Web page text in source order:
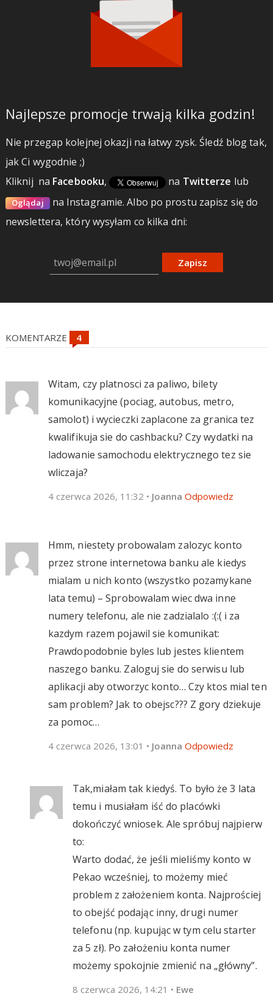
Najlepsze promocje trwają kilka godzin!
Nie przegap kolejnej okazji na łatwy zysk. Śledź blog tak,
jak Ci wygodnie ;)
Kliknij na Facebooku, na Twitterze lub
Oglądaj na Instagramie.Albo po prostu zapisz się do
newslettera, który wysyłam co kilka dni:
Zapisz
KOMENTARZE
Witam, czy platnosci za paliwo, bilety
komunikacyjne (pociag, autobus, metro,
samolot) i wycieczki zaplacone za granica tez
kwalifikuja sie do cashbacku? Czy wydatki na
ladowanie samochodu elektrycznego tez sie
wliczaja?
4 czerwca 2026, 11:32 • Joanna Odpowiedz
Hmm, niestety probowalam zalozyc konto
przez strone internetowa banku ale kiedys
mialam u nich konto (wszystko pozamykane
lata temu) – Sprobowalam wiec dwa inne
numery telefonu, ale nie zadzialalo :(:( i za
kazdym razem pojawil sie komunikat:
Prawdopodobnie byles lub jestes klientem
naszego banku. Zaloguj sie do serwisu lub
aplikacji aby otworzyc konto… Czy ktos mial ten
sam problem? Jak to obejsc??? Z gory dziekuje
za pomoc…
4 czerwca 2026, 13:01 • Joanna Odpowiedz
Tak,miałam tak kiedyś. To było że 3 lata
temu i musiałam iść do placówki
dokończyć wniosek. Ale spróbuj najpierw
to:
Warto dodać, że jeśli mieliśmy konto w
Pekao wcześniej, to możemy mieć
problem z założeniem konta. Najprościej
to obejść podając inny, drugi numer
telefonu (np. kupując w tym celu starter
za 5 zł). Po założeniu konta numer
możemy spokojnie zmienić na „główny”.
8 czerwca 2026, 14:21 • Ewe